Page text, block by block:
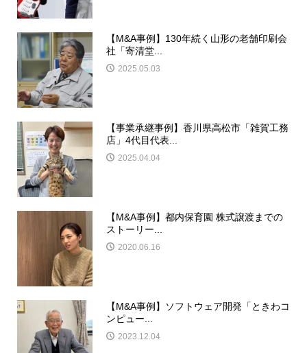
【M&A事例】130年続く山形の老舗印刷会
社「寄清堂...
2025.05.03
【事業承継事例】香川県高松市「雑賀工務
店」4代目代表...
2025.04.04
【M&A事例】都内保育園 株式譲渡までの
ストーリー...
2020.06.16
【M&A事例】ソフトウェア開発「ときわコ
ンピュー...
2023.12.04